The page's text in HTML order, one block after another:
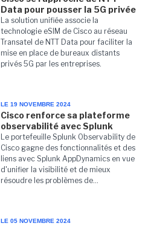
Data pour pousser la 5G privée
La solution unifiée associe la
technologie eSIM de Cisco au réseau
Transatel de NTT Data pour faciliter la
mise en place de bureaux distants
privés 5G par les entreprises.
LE 19 NOVEMBRE 2024
Cisco renforce sa plateforme
observabilité avec Splunk
Le portefeuille Splunk Observability de
Cisco gagne des fonctionnalités et des
liens avec Splunk AppDynamics en vue
d'unifier la visibilité et de mieux
résoudre les problèmes de...
LE 05 NOVEMBRE 2024